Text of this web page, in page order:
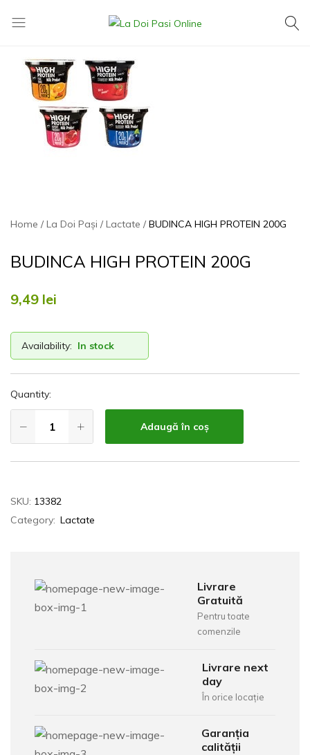
Pasi
Online
îți
dorești,
la
cel
mai
Home La Doi Pași Lactate BUDINCA HIGH PROTEIN 200G
BUDINCA HIGH PROTEIN 200G
9,49 lei
Availability: In stock
Quantity:
Adaugă în coș
SKU: 13382
Category: Lactate
Livrare
Gratuită
Pentru toate
comenzile
Livrare next
day
În orice locație
Garanția
calității